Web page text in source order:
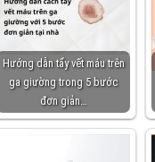
Hướng dẫn tẩy vết máu trên
ga giường trong 5 bước
đơn giản…